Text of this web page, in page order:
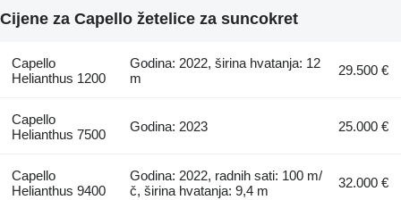
Cijene za Capello žetelice za suncokret
Capello
Helianthus 1200
Godina: 2022, širina hvatanja: 12
m
29.500 €
Capello
Helianthus 7500
Godina: 2023 25.000 €
Capello
Helianthus 9400
Godina: 2022, radnih sati: 100 m/
č, širina hvatanja: 9,4 m
32.000 €